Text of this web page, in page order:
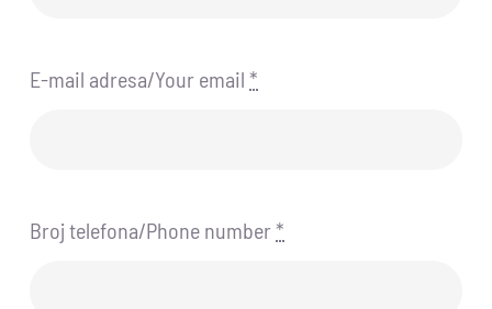
E-mail adresa/Your email *
Broj telefona/Phone number *